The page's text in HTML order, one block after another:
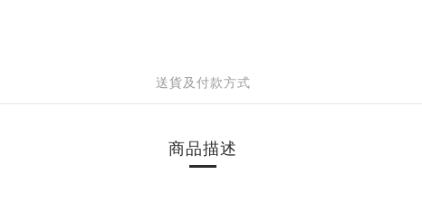
送貨及付款方式
商品描述